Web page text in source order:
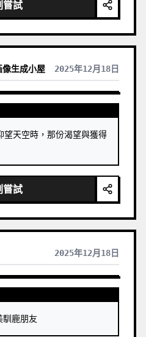
嘗試
像生成小屋 2025年12月18日
望天空時，那份渴望與獲得
嘗試
2025年12月18日
鹿朋友